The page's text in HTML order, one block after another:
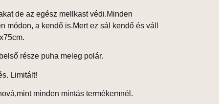
de az egész mellkast védi.Minden
módon, a kendő is.Mert ez sál kendő és váll
része puha meleg polár.
Limitált!
minden mintás termékemnél.